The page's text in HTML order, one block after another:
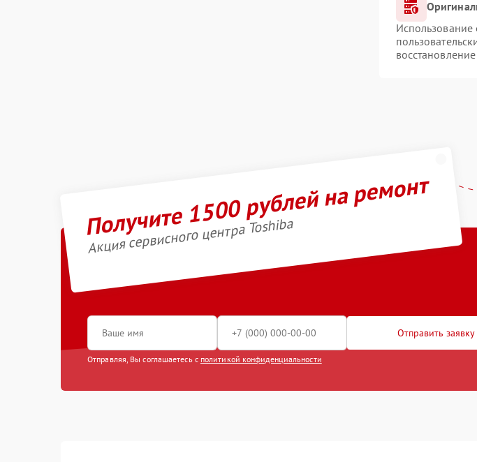
Получите 1500 рублей на ремонт
Акция сервисного центра Toshiba
Отправить
Отправляя, Вы соглашаетесь с политикой конфиденциальности